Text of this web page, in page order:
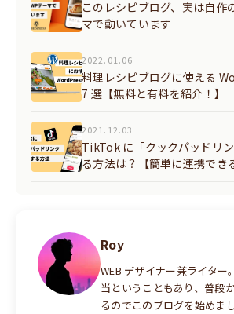
このレシピブログ、実は自作
マで動いています
2022.01.06
料理レシピブログに使える
7 選【無料と有料を紹介！】
2021.12.03
TikTok に「クックパッドリ
る方法は？【簡単に連携でき
Roy
WEB デザイナー兼ライター
当ということもあり、普段
るのでこのブログを始めまし